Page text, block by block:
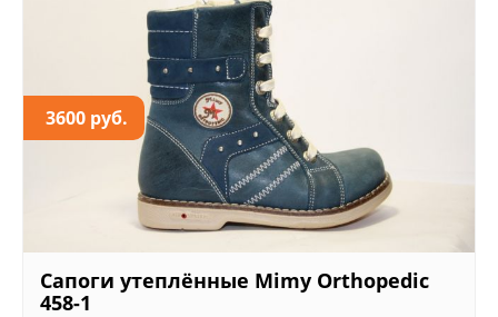
3600 руб.
Сапоги утеплённые Mimy Orthopedic
458-1